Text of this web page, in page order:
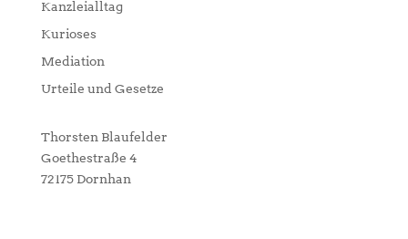
Kanzleialltag
Kurioses
Mediation
Urteile und Gesetze
Thorsten Blaufelder
Goethestraße 4
72175 Dornhan